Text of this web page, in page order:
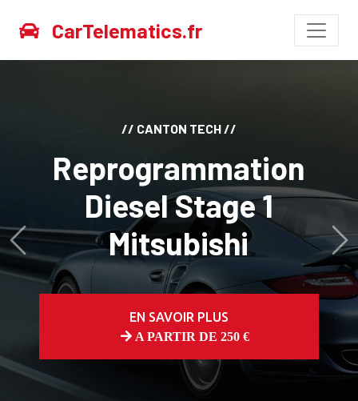
CarTelematics.fr
// CANTON TECH //
Reprogrammation
Diesel Stage 1
Mitsubishi
EN SAVOIR PLUS
A PARTIR DE 250 €
Avant